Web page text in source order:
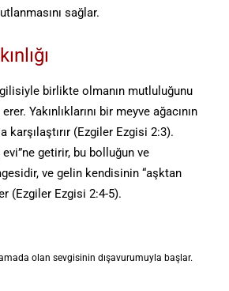
sağlar.
birlikte olmanın mutluluğunu
Yakınlıklarını bir meyve ağacının
karşılaştırır (Ezgiler Ezgisi 2:3).
getirir, bu bolluğun ve
ve gelin kendisinin “aşktan
(Ezgiler Ezgisi 2:4-5).
olan sevgisinin dışavurumuyla başlar.